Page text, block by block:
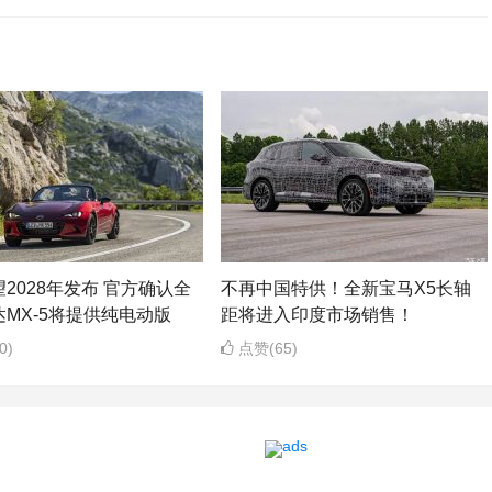
2028年发布 官方确认全
MX-5将提供纯电动版
不再中国特供！全新宝马X5长轴
距将进入印度市场销售！
点赞(65)